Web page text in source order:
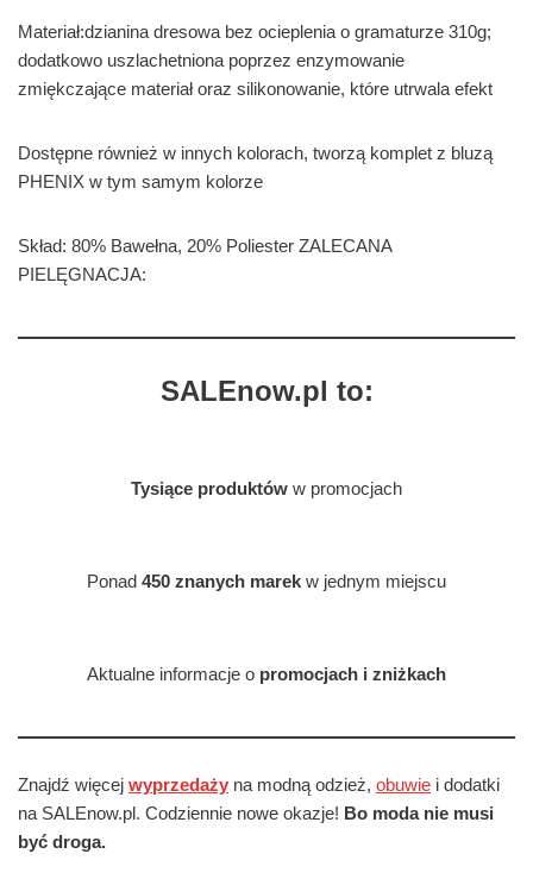
Materiał:dzianina dresowa bez ocieplenia o gramaturze 310g;
dodatkowo uszlachetniona poprzez enzymowanie
zmiękczające materiał oraz silikonowanie, które utrwala efekt
Dostępne również w innych kolorach, tworzą komplet z bluzą
PHENIX w tym samym kolorze
Skład: 80% Bawełna, 20% Poliester ZALECANA
PIELĘGNACJA:
SALEnow.pl to:
Tysiące produktów w promocjach
Ponad 450 znanych marek w jednym miejscu
Aktualne informacje o promocjach i zniżkach
Znajdź więcej wyprzedaży na modną odzież, obuwie i dodatki
na SALEnow.pl. Codziennie nowe okazje! Bo moda nie musi
być droga.